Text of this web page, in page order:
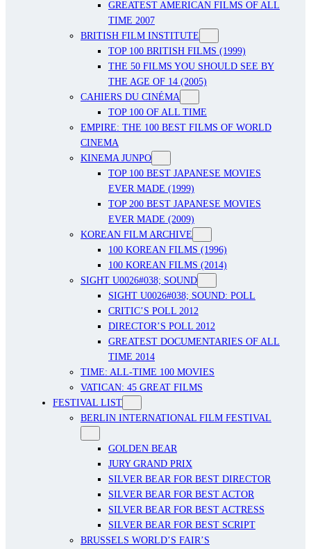
GREATEST AMERICAN FILMS OF ALL
TIME 2007
BRITISH FILM INSTITUTE
TOP 100 BRITISH FILMS (1999)
THE 50 FILMS YOU SHOULD SEE BY
THE AGE OF 14 (2005)
CAHIERS DU CINÉMA
TOP 100 OF ALL TIME
EMPIRE: THE 100 BEST FILMS OF WORLD
CINEMA
KINEMA JUNPO
TOP 100 BEST JAPANESE MOVIES
EVER MADE (1999)
TOP 200 BEST JAPANESE MOVIES
EVER MADE (2009)
KOREAN FILM ARCHIVE
100 KOREAN FILMS (1996)
100 KOREAN FILMS (2014)
SIGHT U0026#038; SOUND
SIGHT U0026#038; SOUND: POLL
CRITIC’S POLL 2012
DIRECTOR’S POLL 2012
GREATEST DOCUMENTARIES OF ALL
TIME 2014
TIME: ALL-TIME 100 MOVIES
VATICAN: 45 GREAT FILMS
FESTIVAL LIST
BERLIN INTERNATIONAL FILM FESTIVAL
GOLDEN BEAR
JURY GRAND PRIX
SILVER BEAR FOR BEST DIRECTOR
SILVER BEAR FOR BEST ACTOR
SILVER BEAR FOR BEST ACTRESS
SILVER BEAR FOR BEST SCRIPT
BRUSSELS WORLD’S FAIR’S